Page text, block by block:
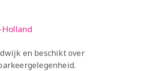
en beschikt over